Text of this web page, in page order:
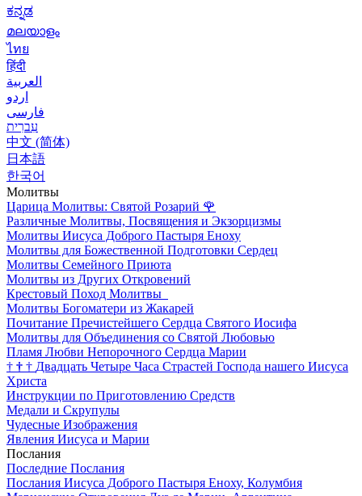
ಕನ್ನಡ
മലയാളം
ไทย
हिंदी
العربية
اردو
فارسی
עִברִית
中文 (简体)
日本語
한국어
Молитвы
Царица Молитвы: Святой Розарий 🌹
Различные Молитвы, Посвящения и Экзорцизмы
Молитвы Иисуса Доброго Пастыря Еноху
Молитвы для Божественной Подготовки Сердец
Молитвы Семейного Приюта
Молитвы из Других Откровений
Крестовый Поход Молитвы
Молитвы Богоматери из Жакарей
Почитание Пречистейшего Сердца Святого Иосифа
Молитвы для Объединения со Святой Любовью
Пламя Любви Непорочного Сердца Марии
† † † Двадцать Четыре Часа Страстей Господа нашего Иисуса
Христа
Инструкции по Приготовлению Средств
Медали и Скрупулы
Чудесные Изображения
Явления Иисуса и Марии
Послания
Последние Послания
Послания Иисуса Доброго Пастыря Еноху, Колумбия